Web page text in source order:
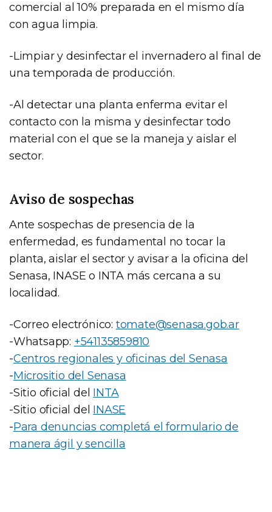
comercial al 10% preparada en el mismo día
con agua limpia.
-Limpiar y desinfectar el invernadero al final de
una temporada de producción.
-Al detectar una planta enferma evitar el
contacto con la misma y desinfectar todo
material con el que se la maneja y aislar el
sector.
Aviso de sospechas
Ante sospechas de presencia de la
enfermedad, es fundamental no tocar la
planta, aislar el sector y avisar a la oficina del
Senasa, INASE o INTA más cercana a su
localidad.
-Correo electrónico: tomate@senasa.gob.ar
-Whatsapp: +541135859810
-Centros regionales y oficinas del Senasa
-Micrositio del Senasa
-Sitio oficial del INTA
-Sitio oficial del INASE
-Para denuncias completá el formulario de
manera ágil y sencilla